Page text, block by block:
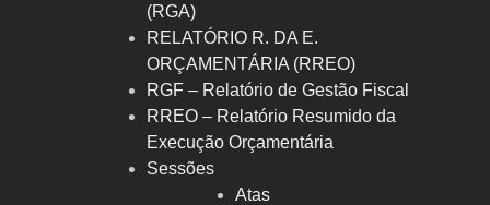
(RGA)
RELATÓRIO R. DA E.
ORÇAMENTÁRIA (RREO)
RGF – Relatório de Gestão Fiscal
RREO – Relatório Resumido da
Execução Orçamentária
Sessões
Atas